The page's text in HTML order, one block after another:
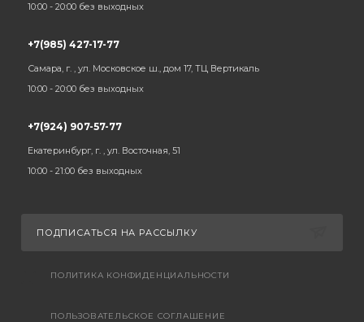
10:00 - 20:00 без выходных
+7(985) 427-17-77
Самара, г. , ул. Московское ш., дом 17, ТЦ Вертикаль
10:00 - 20:00 без выходных
+7(924) 907-57-77
Екатеринбург, г. , ул. Восточная, 51
10:00 - 21:00 без выходных
ПОДПИСАТЬСЯ НА РАССЫЛКУ
ПОЛИТИКА КОНФИДЕНЦИАЛЬНОСТИ
ПОЛЬЗОВАТЕЛЬСКОЕ СОГЛАШЕНИЕ